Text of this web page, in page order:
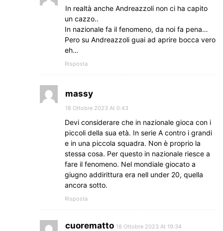
In realtà anche Andreazzoli non ci ha capito
un cazzo..
In nazionale fa il fenomeno, da noi fa pena…
Pero su Andreazzoli guai ad aprire bocca vero
eh…
Risposta
massy
18 Ottobre 2023 At 0:43
Devi considerare che in nazionale gioca con i
piccoli della sua età. In serie A contro i grandi
e in una piccola squadra. Non è proprio la
stessa cosa. Per questo in nazionale riesce a
fare il fenomeno. Nel mondiale giocato a
giugno addirittura era nell under 20, quella
ancora sotto.
Risposta
cuorematto 18 Ottobre 2023 At 19:34